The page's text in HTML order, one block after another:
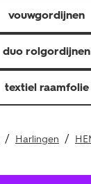
vouwgordijnen
duo rolgordijnen
textiel raamfolie
Harlingen